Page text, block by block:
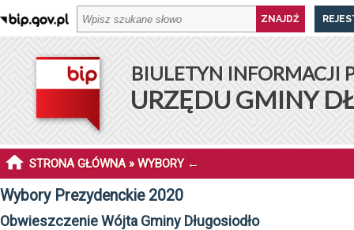
BIULETYN INFORMACJI
URZĘDU GMINY
STRONA GŁÓWNA»WYBORY←
Wybory Prezydenckie 2020
Obwieszczenie Wójta Gminy Długosiodło